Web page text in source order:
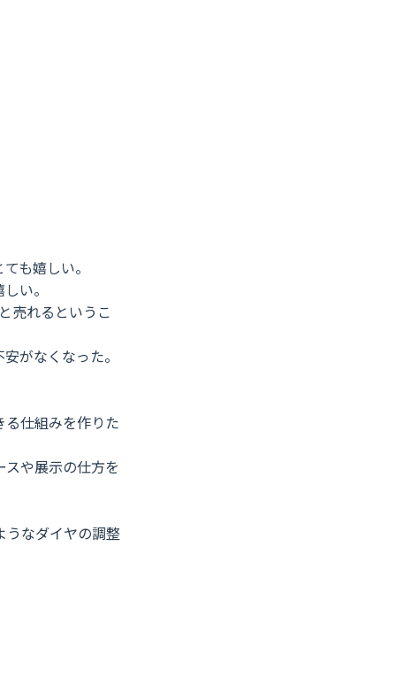
も嬉しい。
い。
売れるというこ
がなくなった。
る仕組みを作りた
や展示の仕方を
うなダイヤの調整